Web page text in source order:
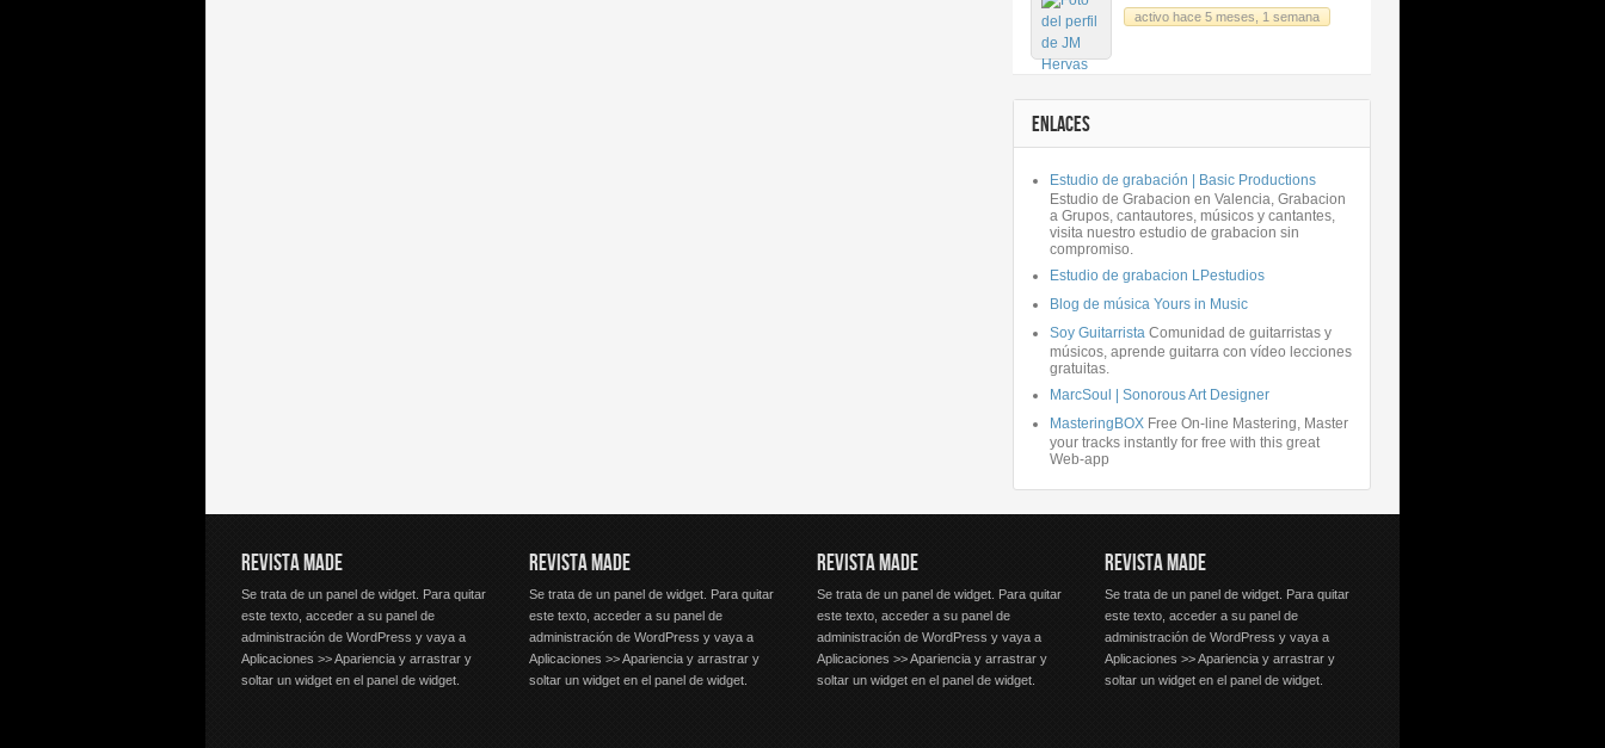
activo hace 5 meses, 1 semana
ENLACES
Estudio de grabación | Basic Productions
Estudio de Grabacion en Valencia, Grabacion
a Grupos, cantautores, músicos y cantantes,
visita nuestro estudio de grabacion sin
compromiso.
Estudio de grabacion LPestudios
Blog de música Yours in Music
Soy Guitarrista Comunidad de guitarristas y
músicos, aprende guitarra con vídeo lecciones
gratuitas.
MarcSoul | Sonorous Art Designer
MasteringBOX Free On-line Mastering, Master
your tracks instantly for free with this great
Web-app
REVISTA MADE
Se trata de un panel de widget. Para quitar
este texto, acceder a su panel de
administración de WordPress y vaya a
Aplicaciones >> Apariencia y arrastrar y
soltar un widget en el panel de widget.
REVISTA MADE
Se trata de un panel de widget. Para quitar
este texto, acceder a su panel de
administración de WordPress y vaya a
Aplicaciones >> Apariencia y arrastrar y
soltar un widget en el panel de widget.
REVISTA MADE
Se trata de un panel de widget. Para quitar
este texto, acceder a su panel de
administración de WordPress y vaya a
Aplicaciones >> Apariencia y arrastrar y
soltar un widget en el panel de widget.
REVISTA MADE
Se trata de un panel de widget. Para quitar
este texto, acceder a su panel de
administración de WordPress y vaya a
Aplicaciones >> Apariencia y arrastrar y
soltar un widget en el panel de widget.